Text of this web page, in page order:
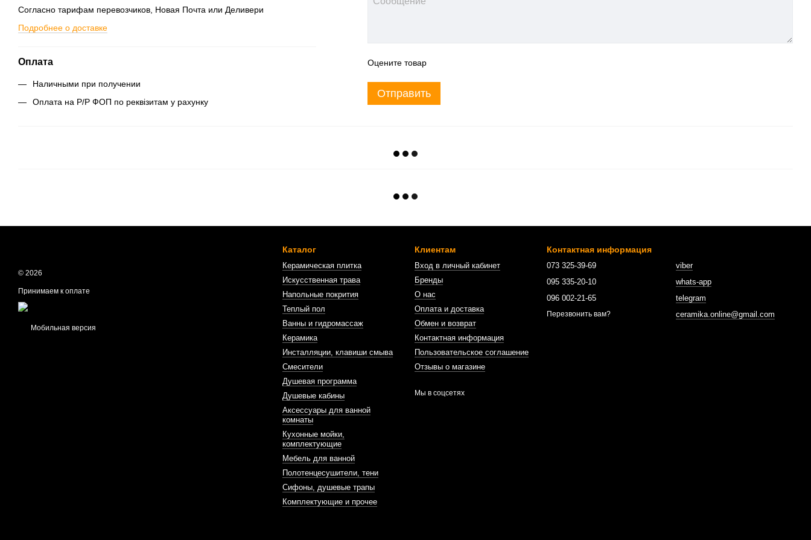
Согласно тарифам перевозчиков, Новая Почта или Деливери
Подробнее о доставке
Оплата
Наличными при получении
Оплата на Р/Р ФОП по реквізитам у рахунку
Оцените товар
Отправить
© 2026
Принимаем к оплате
Мобильная версия
Каталог
Керамическая плитка
Искусственная трава
Напольные покрития
Теплый пол
Ванны и гидромассаж
Керамика
Инсталляции, клавиши смыва
Смесители
Душевая программа
Душевые кабины
Аксессуары для ванной
комнаты
Кухонные мойки,
комплектующие
Мебель для ванной
Полотенцесушители, тени
Сифоны, душевые трапы
Комплектующие и прочее
Клиентам
Вход в личный кабинет
Бренды
О нас
Оплата и доставка
Обмен и возврат
Контактная информация
Пользовательское соглашение
Отзывы о магазине
Мы в соцсетях
Контактная информация
073 325-39-69
095 335-20-10
096 002-21-65
Перезвонить вам?
viber
whats-app
telegram
ceramika.online@gmail.com